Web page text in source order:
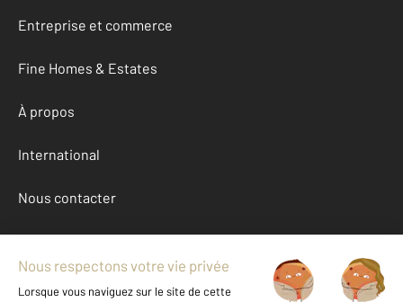
Entreprise et commerce
Fine Homes & Estates
À propos
International
Nous contacter
Mentions légales & CGU et Barèmes d'honoraires